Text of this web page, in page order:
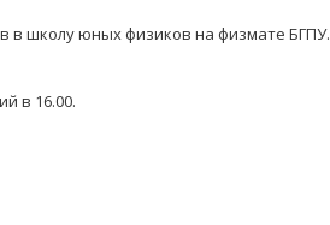
в школу юных физиков на физмате БГПУ.
в 16.00.